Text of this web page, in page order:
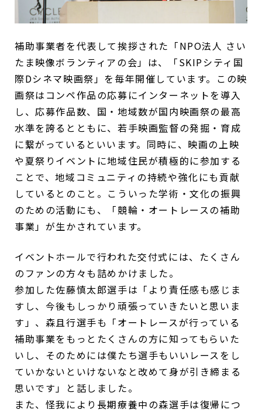
補助事業者を代表して挨拶された「NPO法人 さい
たま映像ボランティアの会」は、「SKIPシティ国
際Dシネマ映画祭」を毎年開催しています。この映
画祭はコンペ作品の応募にインターネットを導入
し、応募作品数、国・地域数が国内映画祭の最高
水準を誇るとともに、若手映画監督の発掘・育成
に繋がっているといいます。同時に、映画の上映
や夏祭りイベントに地域住民が積極的に参加する
ことで、地域コミュニティの持続や強化にも貢献
しているとのこと。こういった学術・文化の振興
のための活動にも、「競輪・オートレースの補助
事業」が生かされています。
イベントホールで行われた交付式には、たくさん
のファンの方々も詰めかけました。
参加した佐藤慎太郎選手は「より責任感も感じま
すし、今後もしっかり頑張っていきたいと思いま
す」、森且行選手も「オートレースが行っている
補助事業をもっとたくさんの方に知ってもらいた
いし、そのためには僕たち選手もいいレースをし
ていかないといけないなと改めて身が引き締まる
思いです」と話しました。
また、怪我により長期療養中の森選手は復帰につ